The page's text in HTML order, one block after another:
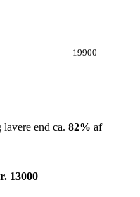
19900
lavere end ca. 82% af
13000